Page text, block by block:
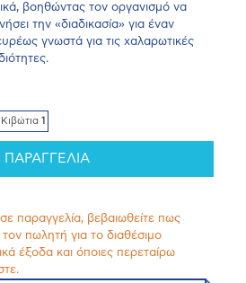
βοηθώντας τον οργανισμό να
την «διαδικασία» για έναν
γνωστά για τις χαλαρωτικές
Κιβώτια 1
ΠΑΡΑΓΓΕΛΙΑ
παραγγελία, βεβαιωθείτε πως
πωλητή για το διαθέσιμο
έξοδα και όποιες περεταίρω